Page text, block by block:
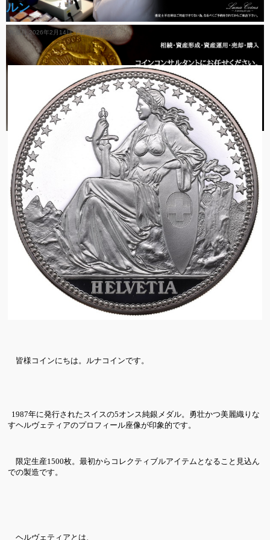
ルン
作成日 2026年2月14日（土曜）11:00
皆様コインにちは。ルナコインです。
1987年に発行されたスイスの5オンス純銀メダル。勇壮かつ美麗織りな
すヘルヴェティアのプロフィール座像が印象的です。
限定生産1500枚。最初からコレクティブルアイテムとなること見込ん
での製造です。
ヘルヴェティアとは、